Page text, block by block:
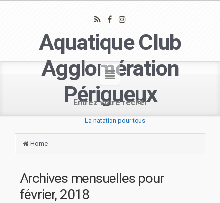
Aquatique Club
Agglomération
Périgueux
La natation pour tous
Home
Archives mensuelles pour
février, 2018